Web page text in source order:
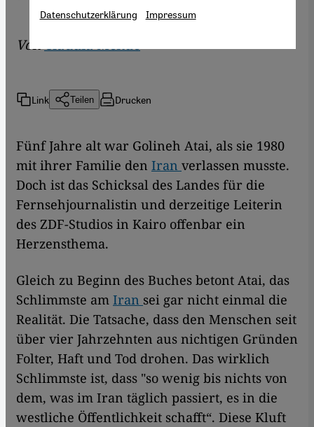
VonClaudia Mende
Link Teilen Drucken
Fünf Jahre alt war Golineh Atai, als sie 1980
mit ihrer Familie den Iran verlassen musste.
Doch ist das Schicksal des Landes für die
Fernsehjournalistin und derzeitige Leiterin
des ZDF-Studios in Kairo offenbar ein
Herzensthema.
Gleich zu Beginn des Buches betont Atai, das
Schlimmste am Iran sei gar nicht einmal die
Realität. Die Tatsache, dass den Menschen seit
über vier Jahrzehnten aus nichtigen Gründen
Folter, Haft und Tod drohen. Das wirklich
Schlimmste ist, dass "so wenig bis nichts von
dem, was im Iran täglich passiert, es in die
westliche Öffentlichkeit schafft“. Diese Kluft
Datenschutzerklärung Impressum